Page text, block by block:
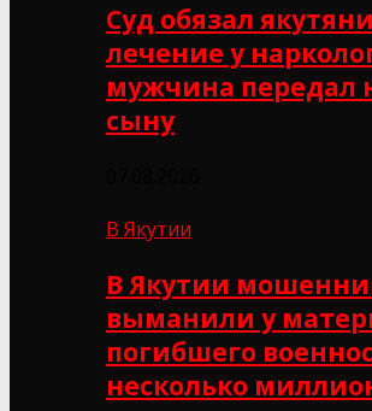
Суд обязал
лечение у
мужчина передал
сыну
В Якутии
В Якутии
выманили у
погибшего
несколько